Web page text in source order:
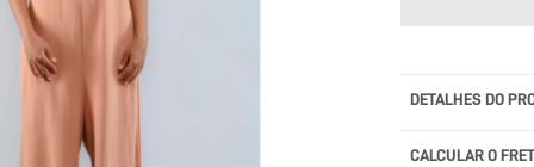
DETALHES DO
CALCULAR O